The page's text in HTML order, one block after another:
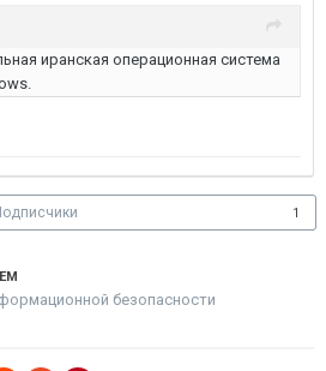
иранская операционная система
1
безопасности